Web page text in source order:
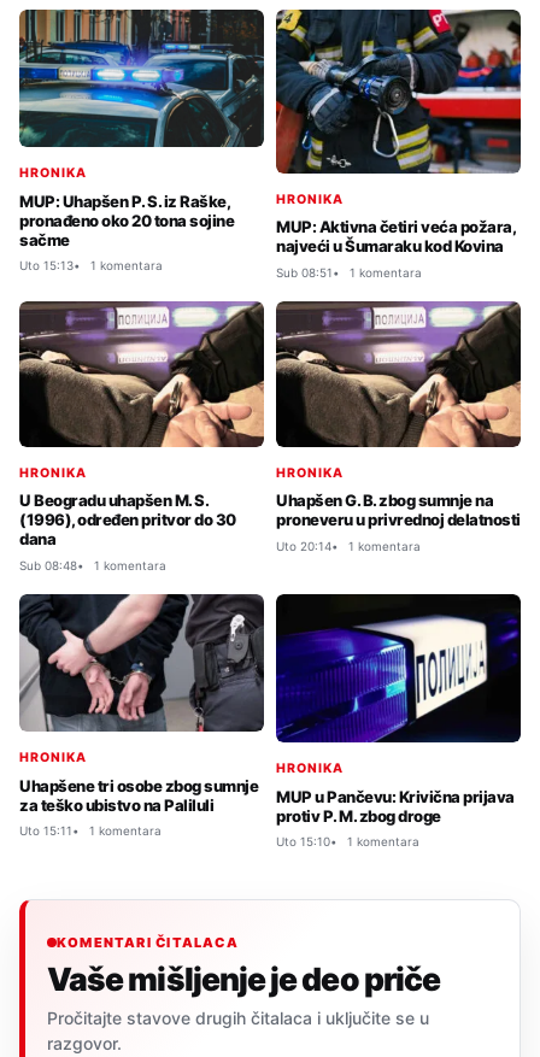
HRONIKA
MUP: Uhapšen P. S. iz Raške,
pronađeno oko 20 tona sojine
sačme
Uto 15:13 1 komentara
HRONIKA
MUP: Aktivna četiri veća požara,
najveći u Šumaraku kod Kovina
Sub 08:51 1 komentara
HRONIKA
U Beogradu uhapšen M. S.
(1996), određen pritvor do 30
dana
Sub 08:48 1 komentara
HRONIKA
Uhapšen G. B. zbog sumnje na
proneveru u privrednoj delatnosti
Uto 20:14 1 komentara
HRONIKA
Uhapšene tri osobe zbog sumnje
za teško ubistvo na Paliluli
Uto 15:11 1 komentara
HRONIKA
MUP u Pančevu: Krivična prijava
protiv P. M. zbog droge
Uto 15:10 1 komentara
KOMENTARI ČITALACA
Vaše mišljenje je deo priče
Pročitajte stavove drugih čitalaca i uključite se u
razgovor.